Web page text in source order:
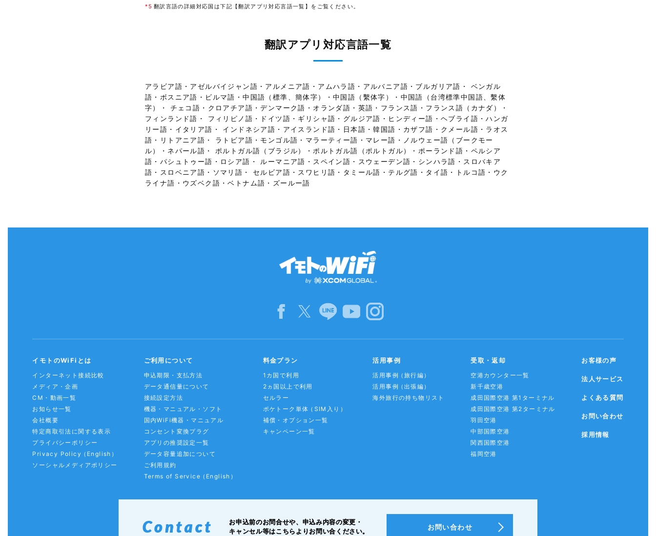
*5 翻訳言語の詳細対応国は下記【翻訳アプリ対応言語一覧】をご覧ください。
翻訳アプリ対応言語一覧
アラビア語・アゼルバイジャン語・アルメニア語・アムハラ語・アルバニア語・ブルガリア語・ ベンガル
語・ボスニア語・ビルマ語・中国語（標準、簡体字）・中国語（繫体字）・中国語（台湾標準中国語、繫体
字）・ チェコ語・クロアチア語・デンマーク語・オランダ語・英語・フランス語・フランス語（カナダ）・
フィンランド語・ フィリピノ語・ドイツ語・ギリシャ語・グルジア語・ヒンディー語・ヘブライ語・ハンガ
リー語・イタリア語・ インドネシア語・アイスランド語・日本語・韓国語・カザフ語・クメール語・ラオス
語・リトアニア語・ ラトビア語・モンゴル語・マラーティー語・マレー語・ノルウェー語（ブークモー
ル）・ネパール語・ ポルトガル語（ブラジル）・ポルトガル語（ポルトガル）・ポーランド語・ペルシア
語・パシュトゥー語・ロシア語・ ルーマニア語・スペイン語・スウェーデン語・シンハラ語・スロバキア
語・スロベニア語・ソマリ語・ セルビア語・スワヒリ語・タミール語・テルグ語・タイ語・トルコ語・ウク
ライナ語・ウズベク語・ベトナム語・ズールー語
イモトのWiFiとは
インターネット接続比較
メディア・企画
CM・動画一覧
お知らせ一覧
会社概要
特定商取引法に関する表示
プライバシーポリシー
Privacy Policy（English）
ソーシャルメディアポリシー
ご利用について
申込期限・支払方法
データ通信量について
接続設定方法
機器・マニュアル・ソフト
国内WiFi機器・マニュアル
コンセント変換プラグ
アプリの推奨設定一覧
データ容量追加について
ご利用規約
Terms of Service（English）
料金プラン
1カ国で利用
2ヵ国以上で利用
セルラー
ポケトーク単体（SIM入り）
補償・オプション一覧
キャンペーン一覧
活用事例
活用事例（旅行編）
活用事例（出張編）
海外旅行の持ち物リスト
受取・返却
空港カウンター一覧
新千歳空港
成田国際空港 第1ターミナル
成田国際空港 第2ターミナル
羽田空港
中部国際空港
関西国際空港
福岡空港
お客様の声
法人サービス
よくある質問
お問い合わせ
採用情報
お申込前のお問合せや、申込み内容の変更・
キャンセル等はこちらよりお問い合ください。
お問い合わせ